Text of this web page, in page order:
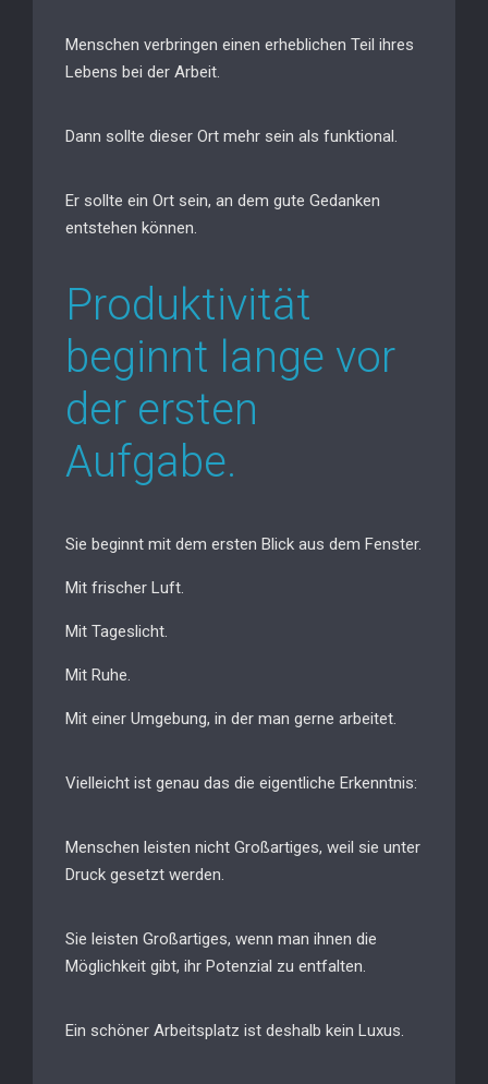
Menschen verbringen einen erheblichen Teil ihres
Lebens bei der Arbeit.
Dann sollte dieser Ort mehr sein als funktional.
Er sollte ein Ort sein, an dem gute Gedanken
entstehen können.
Produktivität
beginnt lange vor
der ersten
Aufgabe.
Sie beginnt mit dem ersten Blick aus dem Fenster.
Mit frischer Luft.
Mit Tageslicht.
Mit Ruhe.
Mit einer Umgebung, in der man gerne arbeitet.
Vielleicht ist genau das die eigentliche Erkenntnis:
Menschen leisten nicht Großartiges, weil sie unter
Druck gesetzt werden.
Sie leisten Großartiges, wenn man ihnen die
Möglichkeit gibt, ihr Potenzial zu entfalten.
Ein schöner Arbeitsplatz ist deshalb kein Luxus.